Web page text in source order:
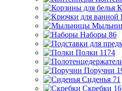
Наборы 86
Полки 1174
Поручни
Сиденья 71
Скребки 16